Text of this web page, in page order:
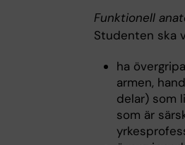
Funktionell
Studenten ska
ha
armen,
delar) som
som är